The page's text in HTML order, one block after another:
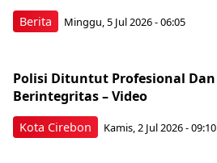
Berita Minggu, 5 Jul 2026 - 06:05
Kota Cirebon
Polisi Dituntut Profesional Dan
Berintegritas – Video
Kamis, 2 Jul 2026 - 09:10